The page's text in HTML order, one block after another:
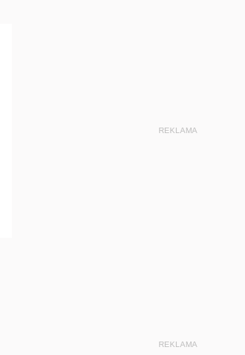
REKLAMA
REKLAMA